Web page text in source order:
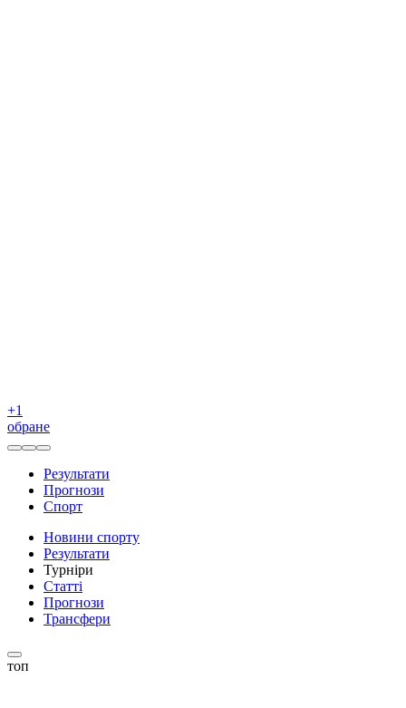
+1
обране
Результати
Прогнози
Спорт
Новини спорту
Результати
Турніри
Статті
Прогнози
Трансфери
топ